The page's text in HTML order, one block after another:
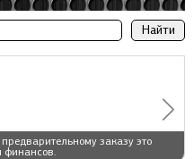
заказу это
финансов.